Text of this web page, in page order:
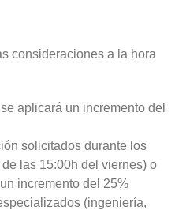
consideraciones a la hora
aplicará un incremento del
solicitados durante los
las 15:00h del viernes) o
incremento del 25%
(ingeniería,